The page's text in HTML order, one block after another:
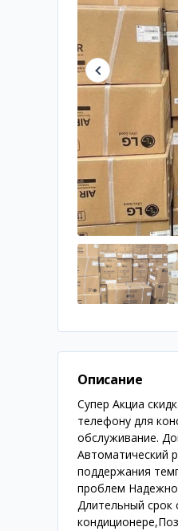
Описание
Супер Акциа
телефону для
обслуживание.
Автоматический
поддержания
проблем
Длительный срок